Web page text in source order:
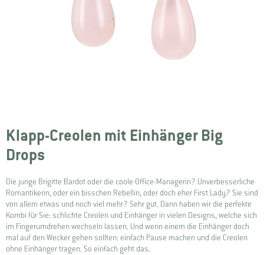
Klapp-Creolen mit Einhänger Big
Drops
Die junge Brigitte Bardot oder die coole Office-Managerin? Unverbesserliche
Romantikerin, oder ein bisschen Rebellin, oder doch eher First Lady? Sie sind
von allem etwas und noch viel mehr? Sehr gut. Dann haben wir die perfekte
Kombi für Sie: schlichte Creolen und Einhänger in vielen Designs, welche sich
im Fingerumdrehen wechseln lassen. Und wenn einem die Einhänger doch
mal auf den Wecker gehen sollten: einfach Pause machen und die Creolen
ohne Einhänger tragen. So einfach geht das.